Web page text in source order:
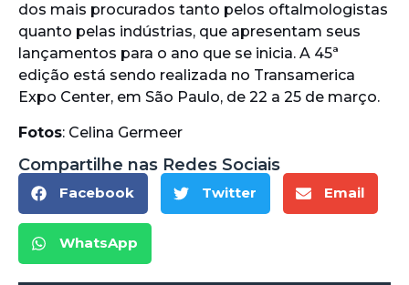
dos mais procurados tanto pelos oftalmologistas
quanto pelas indústrias, que apresentam seus
lançamentos para o ano que se inicia. A 45ª
edição está sendo realizada no Transamerica
Expo Center, em São Paulo, de 22 a 25 de março.
Fotos: Celina Germeer
Compartilhe nas Redes Sociais
Facebook Twitter Email
WhatsApp